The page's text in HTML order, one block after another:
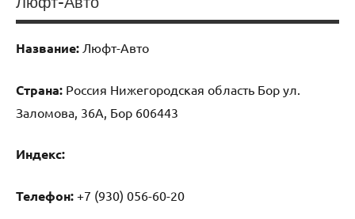
Название: Люфт-Авто
Страна: Россия Нижегородская область Бор ул.
Заломова, 36А, Бор 606443
Индекс:
Телефон: +7 (930) 056-60-20